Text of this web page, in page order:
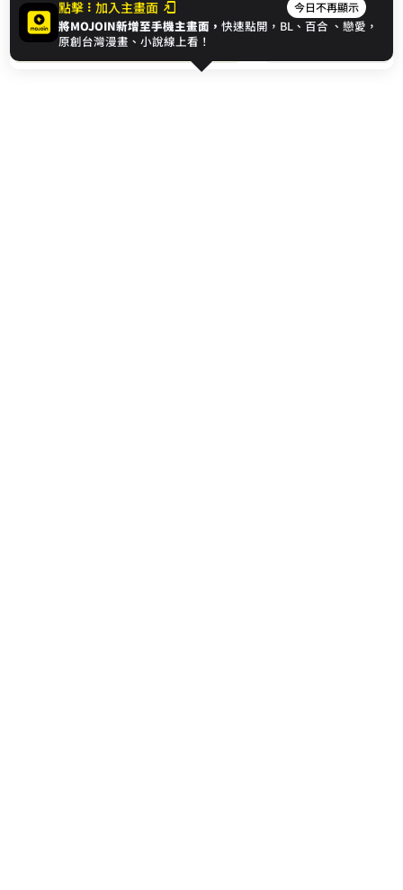
開始閱讀
作者
蘇雅蘊
點擊 加入主畫面 今日不再顯示
將MOJOIN新增至手機主畫面，快速點開，BL、百合 、戀愛，
原創台灣漫畫、小說線上看！
我同意